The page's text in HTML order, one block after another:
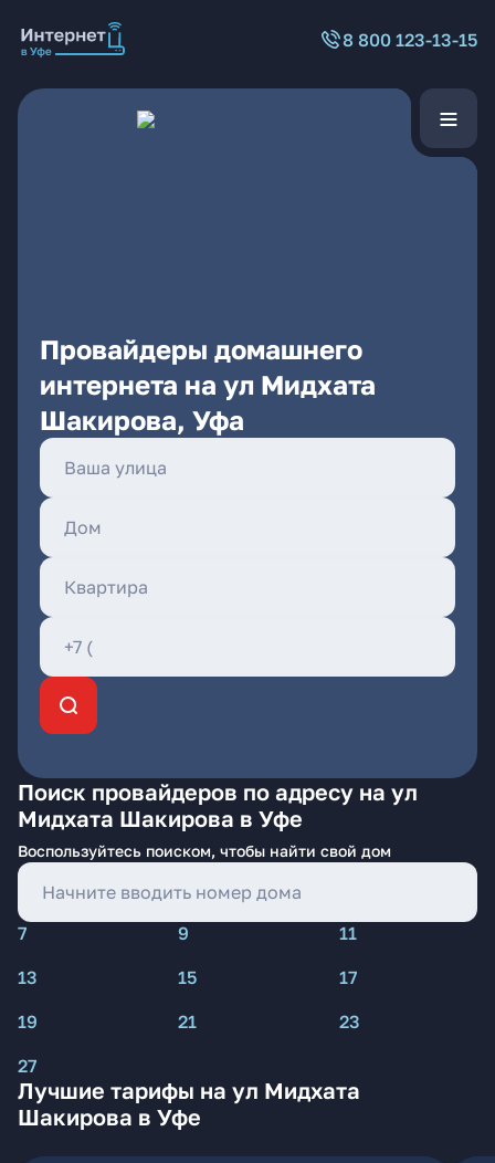
8 800 123-13-15
Провайдеры домашнего
интернета на ул Мидхата
Шакирова, Уфа
Поиск провайдеров по адресу на ул
Мидхата Шакирова в Уфе
Воспользуйтесь поиском, чтобы найти свой дом
7 9
11
13
15
17
19
21
23
27
Лучшие тарифы на ул Мидхата
Шакирова в Уфе